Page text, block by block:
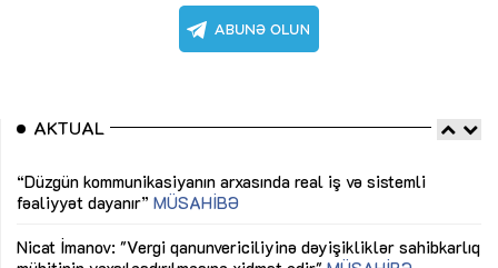
AKTUAL
fəaliyyət dayanır”MÜSAHİBƏ
Nicat İmanov: "Vergi qanunvericiliyinə dəyişikliklər sahibkarlıq
mühitinin yaxşılaşdırılmasına xidmət edir"MÜSAHİBƏ